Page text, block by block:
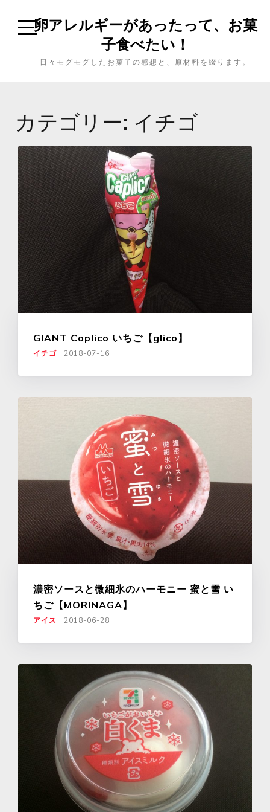
卵アレルギーがあったって、お菓
子食べたい！
日々モグモグしたお菓子の感想と、原材料を綴ります。
カテゴリー: イチゴ
GIANT Caplico いちご【glico】
イチゴ | 2018-07-16
濃密ソースと微細氷のハーモニー 蜜と雪 い
ちご【MORINAGA】
アイス | 2018-06-28